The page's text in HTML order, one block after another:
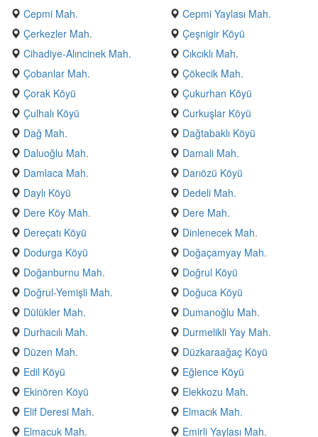
Cepmi Mah.
Cepmi Yaylası Mah.
Çerkezler Mah.
Çeşnigir Köyü
Cihadiye-Alıncinek Mah.
Cıkcıklı Mah.
Çobanlar Mah.
Çökecik Mah.
Çorak Köyü
Çukurhan Köyü
Çulhalı Köyü
Curkuşlar Köyü
Dağ Mah.
Dağtabaklı Köyü
Daluoğlu Mah.
Damali Mah.
Damlaca Mah.
Darıözü Köyü
Daylı Köyü
Dedeli Mah.
Dere Köy Mah.
Dere Mah.
Dereçatı Köyü
Dinlenecek Mah.
Dodurga Köyü
Doğaçamyay Mah.
Doğanburnu Mah.
Doğrul Köyü
Doğrul-Yemişli Mah.
Doğuca Köyü
Dülükler Mah.
Dumanoğlu Mah.
Durhacılı Mah.
Durmelikli Yay Mah.
Düzen Mah.
Düzkaraağaç Köyü
Edil Köyü
Eğlence Köyü
Ekinören Köyü
Elekkozu Mah.
Elif Deresi Mah.
Elmacık Mah.
Elmacuk Mah.
Emirli Yaylası Mah.